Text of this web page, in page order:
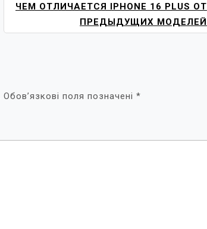
ЧЕМ ОТЛИЧАЕТСЯ IPHONE 16 PLUS ОТ
ПРЕДЫДУЩИХ МОДЕЛЕЙ
Обов’язкові поля позначені *